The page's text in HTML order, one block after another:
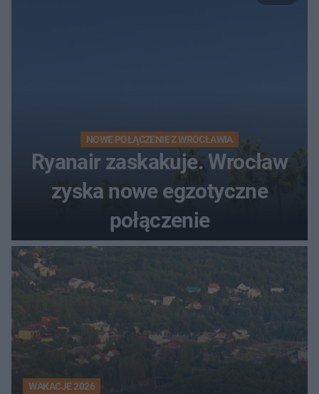
NOWE POŁĄCZENIE Z WROCŁAWIA
Ryanair zaskakuje. Wrocław
zyska nowe egzotyczne
połączenie
WAKACJE 2026